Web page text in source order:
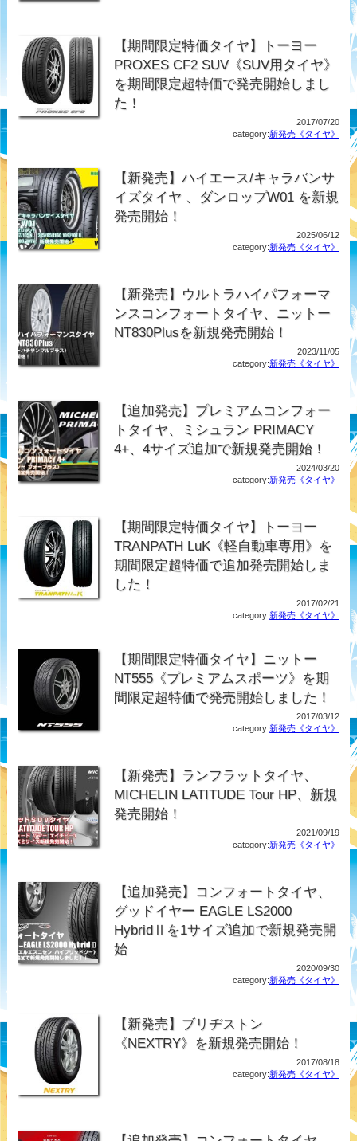
【期間限定特価タイヤ】トーヨー
PROXES CF2 SUV《SUV用タイヤ》
を期間限定超特価で発売開始しまし
た！
2017/07/20
category:新発売《タイヤ》
【新発売】ハイエース/キャラバンサ
イズタイヤ 、ダンロップW01 を新規
発売開始！
2025/06/12
category:新発売《タイヤ》
【新発売】ウルトラハイパフォーマ
ンスコンフォートタイヤ、ニットー
NT830Plusを新規発売開始！
2023/11/05
category:新発売《タイヤ》
【追加発売】プレミアムコンフォー
トタイヤ、ミシュラン PRIMACY
4+、4サイズ追加で新規発売開始！
2024/03/20
category:新発売《タイヤ》
【期間限定特価タイヤ】トーヨー
TRANPATH LuK《軽自動車専用》を
期間限定超特価で追加発売開始しま
した！
2017/02/21
category:新発売《タイヤ》
【期間限定特価タイヤ】ニットー
NT555《プレミアムスポーツ》を期
間限定超特価で発売開始しました！
2017/03/12
category:新発売《タイヤ》
【新発売】ランフラットタイヤ、
MICHELIN LATITUDE Tour HP、新規
発売開始！
2021/09/19
category:新発売《タイヤ》
【追加発売】コンフォートタイヤ、
グッドイヤー EAGLE LS2000
HybridⅡを1サイズ追加で新規発売開
始
2020/09/30
category:新発売《タイヤ》
【新発売】ブリヂストン
《NEXTRY》を新規発売開始！
2017/08/18
category:新発売《タイヤ》